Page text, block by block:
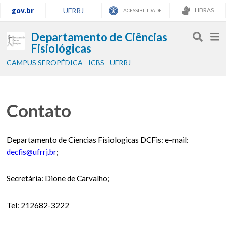
gov.br UFRRJ ACESSIBILIDADE LIBRAS
Departamento de Ciências
Fisiológicas
CAMPUS SEROPÉDICA - ICBS - UFRRJ
Contato
Departamento de Ciencias Fisiologicas DCFis: e-mail:
decfis@ufrrj.br;
Secretária: Dione de Carvalho;
Tel: 212682-3222